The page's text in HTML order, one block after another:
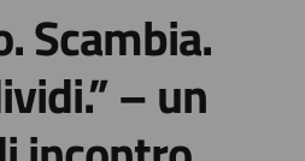
Scambia.
– un